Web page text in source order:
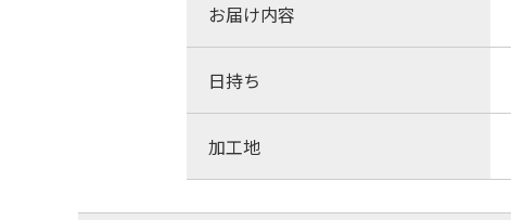
お届け内容
日持ち
加工地